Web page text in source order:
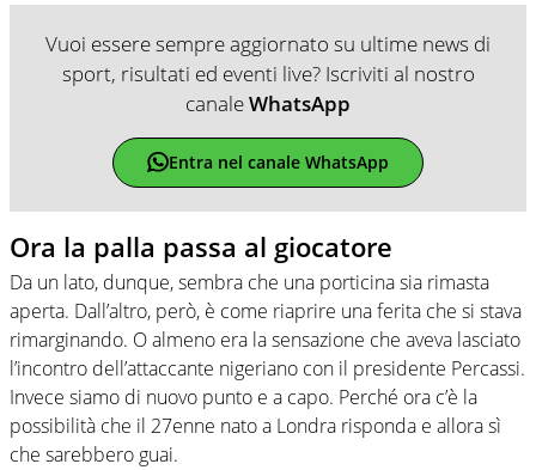
Vuoi essere sempre aggiornato su ultime news di
sport, risultati ed eventi live? Iscriviti al nostro
canaleWhatsApp
Entra nel canale WhatsApp
Ora la palla passa al giocatore
Da un lato, dunque, sembra che una porticina sia rimasta
aperta. Dall’altro, però, è come riaprire una ferita che si stava
rimarginando. O almeno era la sensazione che aveva lasciato
l’incontro dell’attaccante nigeriano con il presidente Percassi.
Invece siamo di nuovo punto e a capo. Perché ora c’è la
possibilità che il 27enne nato a Londra risponda e allora sì
che sarebbero guai.